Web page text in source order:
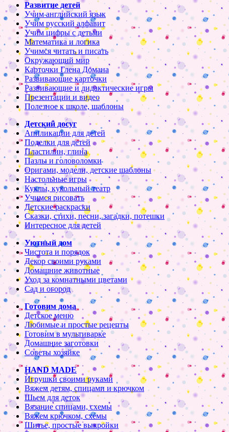
Развитие детей
Учим английский язык
Учим русский алфавит
Учим цифры с детьми
Математика и логика
Учимся читать и писать
Окружающий мир
Карточки Глена Домана
Развивающие карточки
Развивающие и дидактические игры
Презентации и видео
Полезное к школе, шаблоны
Детский досуг
Аппликации для детей
Поделки для детей
Пластилин, глина
Пазлы и головоломки
Оригами, модели, детские шаблоны
Настольные игры
Куклы, кукольный театр
Учимся рисовать
Детские раскраски
Сказки, стихи, песни, загадки, потешки
Интересное для детей
Уютный дом
Чистота и порядок
Декор своими руками
Домашние животные
Уход за комнатными цветами
Сад и огород
Готовим дома
Детское меню
Любимые и простые рецепты
Готовим в мультиварке
Домашние заготовки
Советы хозяйке
HAND MADE
Игрушки своими руками
Вяжем детям, спицами и крючком
Шьем для деток
Вязание спицами, схемы
Вяжем крючком, схемы
Шитье, простые выкройки